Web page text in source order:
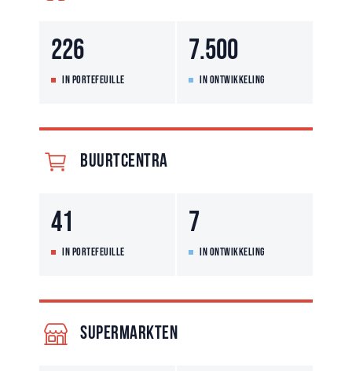
226
IN PORTEFEUILLE
7.500
IN ONTWIKKELING
BUURTCENTRA
41
IN PORTEFEUILLE
7
IN ONTWIKKELING
SUPERMARKTEN